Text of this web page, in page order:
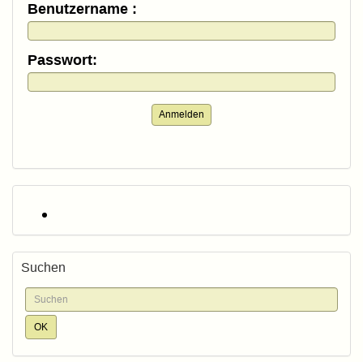
Benutzername :
Passwort:
Anmelden
Suchen